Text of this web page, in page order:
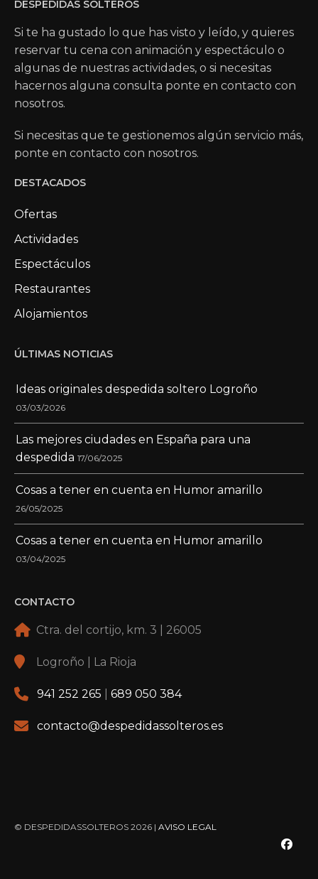
DESPEDIDAS SOLTEROS
Si te ha gustado lo que has visto y leído, y quieres
reservar tu cena con animación y espectáculo o
algunas de nuestras actividades, o si necesitas
hacernos alguna consulta ponte en contacto con
nosotros.
Si necesitas que te gestionemos algún servicio más,
ponte en contacto con nosotros.
DESTACADOS
Ofertas
Actividades
Espectáculos
Restaurantes
Alojamientos
ÚLTIMAS NOTICIAS
Ideas originales despedida soltero Logroño
03/03/2026
Las mejores ciudades en España para una
despedida 17/06/2025
Cosas a tener en cuenta en Humor amarillo
26/05/2025
Cosas a tener en cuenta en Humor amarillo
03/04/2025
CONTACTO
Ctra. del cortijo, km. 3 | 26005
Logroño | La Rioja
941 252 265 689 050 384
contacto@despedidassolteros.es
© DESPEDIDASSOLTEROS 2026 | AVISO LEGAL